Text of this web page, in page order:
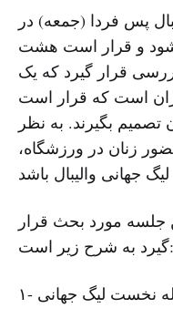
پس فردا (جمعه) در
و قرار است هشت
قرار گیرد که یک
است که قرار است
بگیرند. به نظر
زنان در ورزشگاه،
مورد بحث قرار
گیرد به شرح زیر است:
نخست لیگ جهانی